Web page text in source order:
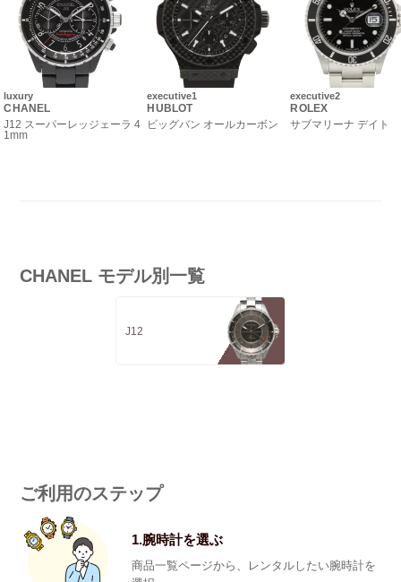
luxury
CHANEL
J12 スーパーレッジェーラ 4
1mm
executive1
HUBLOT
ビッグバン オールカーボン
executive2
ROLEX
サブマリーナ デイト
CHANEL モデル別一覧
J12
ご利用のステップ
1.腕時計を選ぶ
商品一覧ページから、レンタルしたい腕時計を